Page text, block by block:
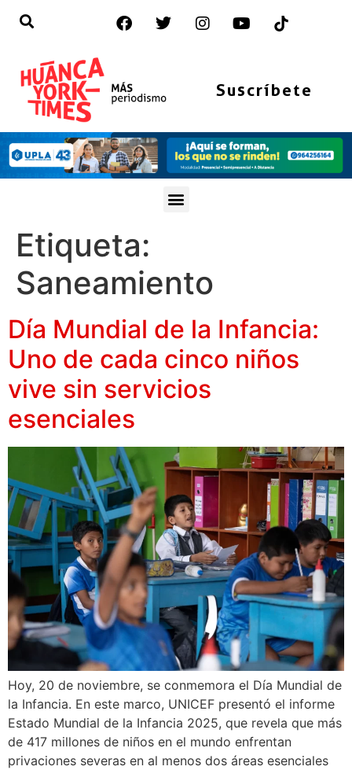
Suscríbete
Etiqueta:
Saneamiento
Día Mundial de la Infancia:
Uno de cada cinco niños
vive sin servicios
esenciales
Hoy, 20 de noviembre, se conmemora el Día Mundial de
la Infancia. En este marco, UNICEF presentó el informe
Estado Mundial de la Infancia 2025, que revela que más
de 417 millones de niños en el mundo enfrentan
privaciones severas en al menos dos áreas esenciales